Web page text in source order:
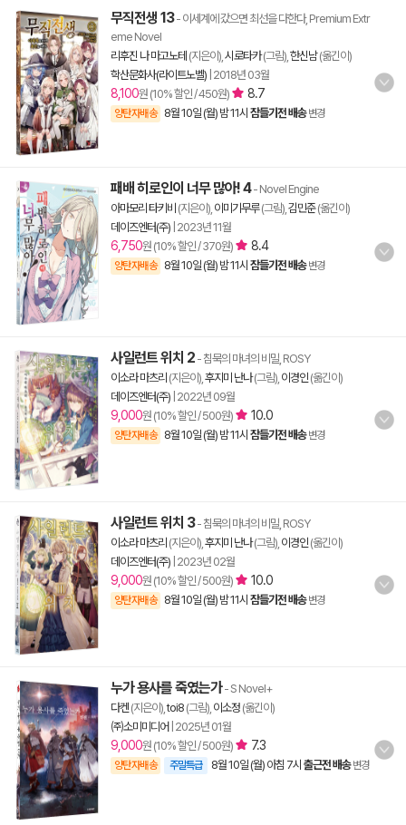
무직전생 13- 이세계에 갔으면 최선을 다한다, Premium Extr
eme Novel
리후진 나 마고노테 (지은이), 시로타카(그림), 한신남(옮긴이)
학산문화사(라이트노벨) 2018년 03월
8,100원 (10% 할인 / 450원) 8.7
양탄자배송 8월 10일 (월) 밤 11시 잠들기전 배송 변경
패배 히로인이 너무 많아! 4- Novel Engine
아마모리 타키비 (지은이), 이미기무루(그림), 김민준(옮긴이)
데이즈엔터(주) 2023년 11월
6,750원 (10% 할인 / 370원) 8.4
양탄자배송 8월 10일 (월) 밤 11시 잠들기전 배송 변경
사일런트 위치 2 - 침묵의 마녀의 비밀, ROSY
이소라 마츠리 (지은이), 후지미 난나(그림), 이경인 (옮긴이)
데이즈엔터(주) 2022년 09월
9,000원 (10% 할인 / 500원) 10.0
양탄자배송 8월 10일 (월) 밤 11시 잠들기전 배송 변경
사일런트 위치 3- 침묵의 마녀의 비밀, ROSY
이소라 마츠리 (지은이), 후지미 난나(그림), 이경인 (옮긴이)
데이즈엔터(주) 2023년 02월
9,000원 (10% 할인 / 500원) 10.0
양탄자배송 8월 10일 (월) 밤 11시 잠들기전 배송 변경
누가 용사를 죽였는가- S Novel+
다켄 (지은이),toi8 (그림), 이소정 (옮긴이)
㈜소미미디어 2025년 01월
9,000원 (10% 할인 / 500원) 7.3
양탄자배송 주말특급 8월 10일 (월) 아침 7시 출근전 배송 변경